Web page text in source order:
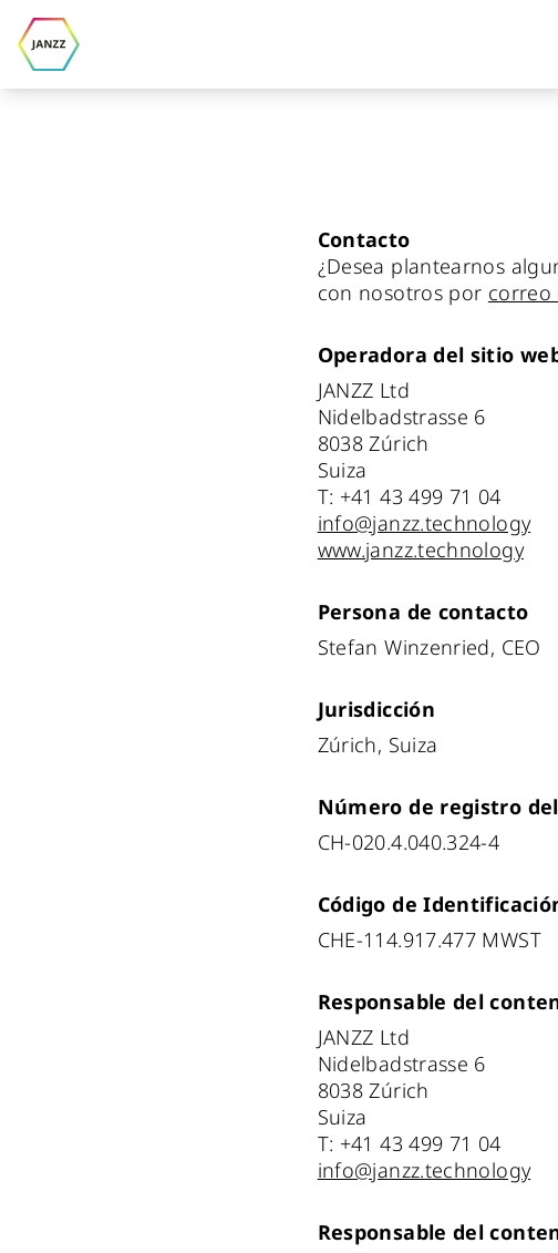
Contacto
¿Desea plantearnos
con nosotros por correo
Operadora del sitio
JANZZ Ltd
Nidelbadstrasse 6
8038 Zúrich
Suiza
T: +41 43 499 71 04
info@janzz.technology
www.janzz.technology
Persona de contacto
Stefan Winzenried, CEO
Jurisdicción
Zúrich, Suiza
Número de registro
CH-020.4.040.324-4
Código de
CHE-114.917.477 MWST
Responsable del
JANZZ Ltd
Nidelbadstrasse 6
8038 Zúrich
Suiza
T: +41 43 499 71 04
info@janzz.technology
Responsable del